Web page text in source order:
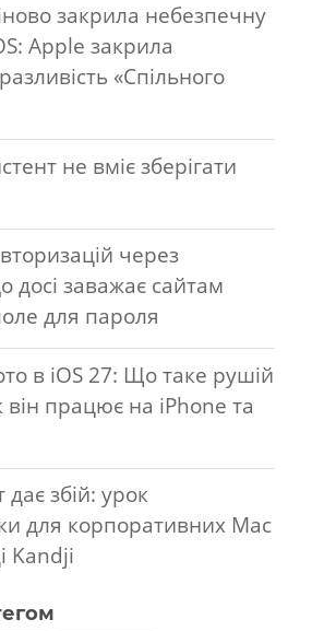
закрила небезпечну
Apple закрила
«Спільного
не вміє зберігати
через
досі заважає сайтам
для пароля
в iOS 27: Що таке рушій
він працює на iPhone та
дає збій: урок
для корпоративних Mac
Kandji